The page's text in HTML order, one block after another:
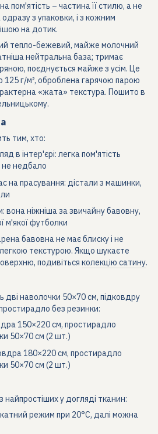
пом'ятість – частина її стилю, а не
з упаковки, і з кожним
на дотик.
тепло-бежевий, майже молочний
нейтральна база; тримає
поєднується майже з усім. Це
125 г/м², оброблена гарячою парою
«жата» текстура. Пошито в
тим, хто:
в інтер'єрі: легка пом'ятість
недбало
на прасування: дістали з машинки,
вона ніжніша за звичайну бавовну,
м'якої футболки
бавовна не має блиску і не
текстурою. Якщо шукаєте
подивіться колекцію сатину.
дві наволочки 50×70 см, підковдру
без резинки:
150×220 см, простирадло
50×70 см (2 шт.)
180×220 см, простирадло
50×70 см (2 шт.)
у догляді тканин:
режим при 20°C, далі можна